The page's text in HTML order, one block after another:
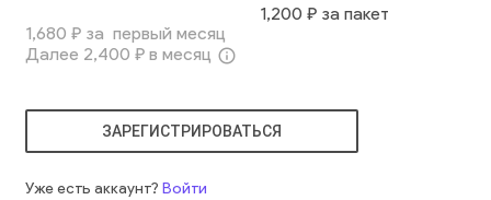
1,680 ₽ за первый месяц
Далее 2,400 ₽ в месяц info_outline
1,200 ₽ за пакет
ЗАРЕГИСТРИРОВАТЬСЯ
Уже есть аккаунт? Войти